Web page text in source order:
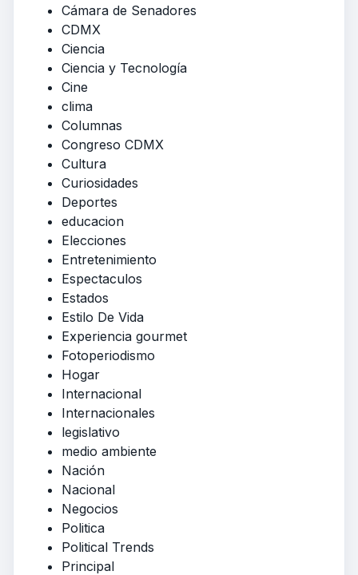
Cámara de Senadores
CDMX
Ciencia
Ciencia y Tecnología
Cine
clima
Columnas
Congreso CDMX
Cultura
Curiosidades
Deportes
educacion
Elecciones
Entretenimiento
Espectaculos
Estados
Estilo De Vida
Experiencia gourmet
Fotoperiodismo
Hogar
Internacional
Internacionales
legislativo
medio ambiente
Nación
Nacional
Negocios
Politica
Political Trends
Principal